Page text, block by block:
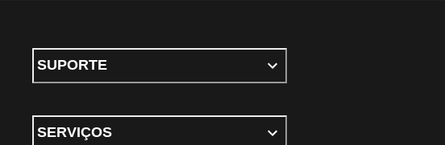
SUPORTE
SERVIÇOS